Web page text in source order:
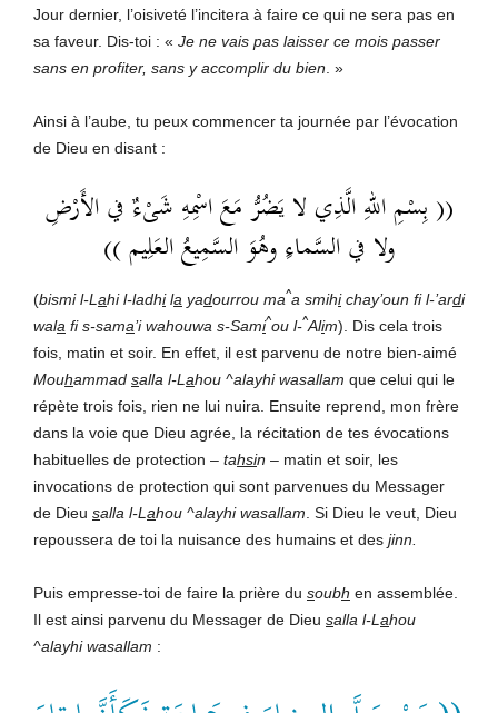
Jour dernier, l’oisiveté l’incitera à faire ce qui ne sera pas en
sa faveur. Dis-toi : « Je ne vais pas laisser ce mois passer
sans en profiter, sans y accomplir du bien . »
Ainsi à l’aube, tu peux commencer ta journée par l’évocation
de Dieu en disant :
(( بِسْمِ اللهِ الَّذِي لا يَضُرُّ مَعَ اسْمِهِ شَىْءٌ في الأَرْضِ
ولا في السَّماءِ وهُوَ السَّمِيعُ العَلِيم ))
(bismi l-L ahi l-ladhila yadourrou ma^a smihichay’oun fi l-’ardi
wala fi s-sama’i wahouwa s-Sami^ou l-^Alim). Dis cela trois
fois, matin et soir. En effet, il est parvenu de notre bien-aimé
Mouhammad salla l-L ahou ^alayhi wasallam que celui qui le
répète trois fois, rien ne lui nuira. Ensuite reprend, mon frère
dans la voie que Dieu agrée, la récitation de tes évocations
habituelles de protection – tahsin – matin et soir, les
invocations de protection qui sont parvenues du Messager
de Dieu salla l-L ahou ^alayhi wasallam . Si Dieu le veut, Dieu
repoussera de toi la nuisance des humains et des jinn.
Puis empresse-toi de faire la prière du soubh en assemblée.
Il est ainsi parvenu du Messager de Dieu salla l-L ahou
^alayhi wasallam :